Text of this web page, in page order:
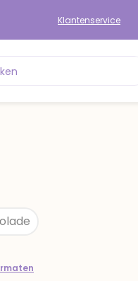
Klantenservice